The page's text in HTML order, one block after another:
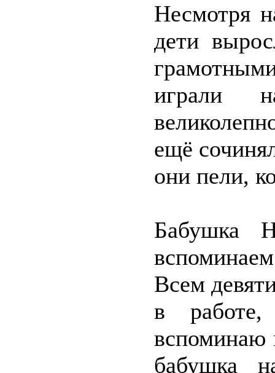
Несмотря
дети
играли
ещё
они пели,
Бабушка
Всем
в
вспоминаю
бабушка